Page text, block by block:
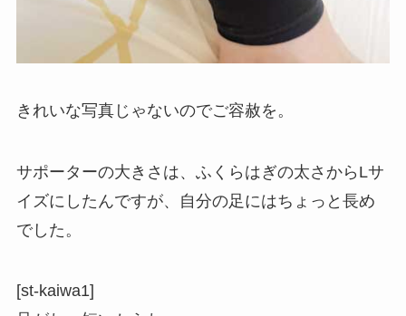
きれいな写真じゃないのでご容赦を。
サポーターの大きさは、ふくらはぎの太さからLサ
イズにしたんですが、自分の足にはちょっと長め
でした。
[st-kaiwa1]